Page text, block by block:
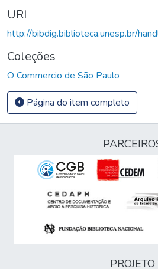
URI
http://bibdig.biblioteca.unesp.br/
Coleções
O Commercio de São Paulo
Página do item completo
PROJETO